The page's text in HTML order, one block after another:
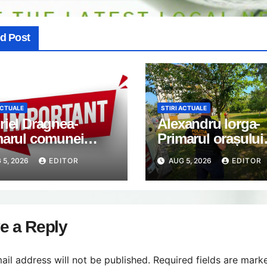
Post
Dragnea-
comunei
Anunț
5, 2026 EDITOR
STIRI ACTUALE
Alexandru Iorga-
Primarul orașului
Găești: Orașele
nu apar din
AUG 5, 2026 EDITOR
a Reply
address will not be published. Required fields are